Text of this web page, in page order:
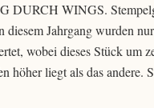
DURCH WINGS.
diesem Jahrgang wurden
wobei dieses Stück um
höher liegt als das andere.